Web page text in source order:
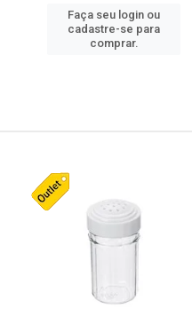
Faça seu login ou
cadastre-se para
comprar.